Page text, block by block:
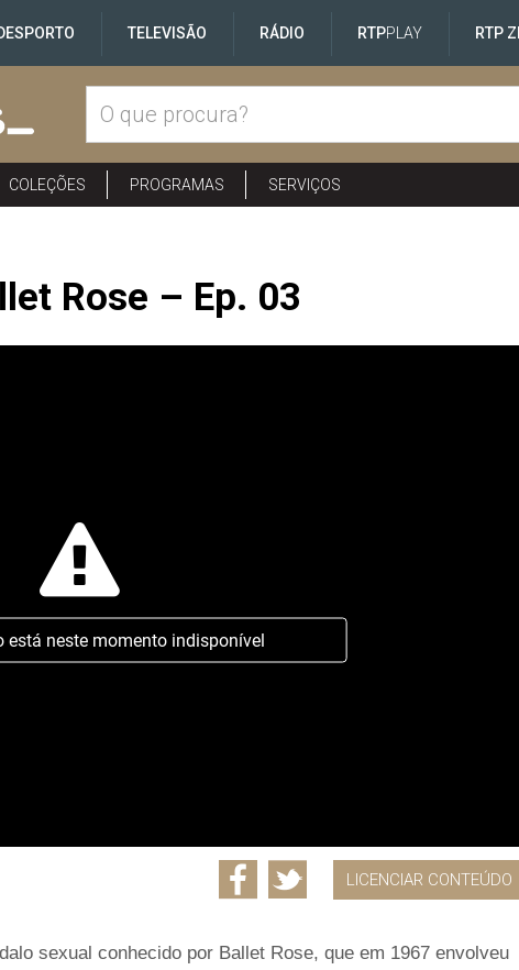
TELEVISÃO RÁDIO RTPPLAY RTP
COLEÇÕES PROGRAMAS SERVIÇOS
Rose – Ep. 03
está neste momento indisponível
LICENCIAR CONTEÚDO
sexual conhecido por Ballet Rose, que em 1967 envolveu